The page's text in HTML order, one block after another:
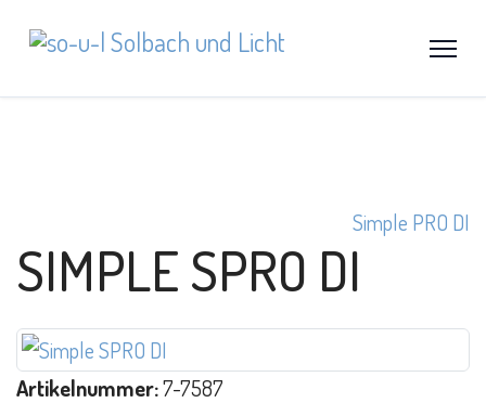
Simple PRO DI
SIMPLE SPRO DI
Artikelnummer:7-7587